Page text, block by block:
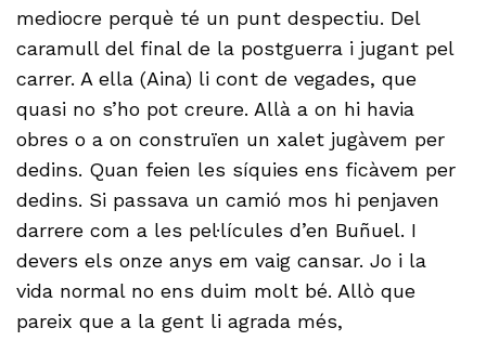
mediocre perquè té un punt despectiu. Del
caramull del final de la postguerra i jugant pel
carrer. A ella (Aina) li cont de vegades, que
quasi no s’ho pot creure. Allà a on hi havia
obres o a on construïen un xalet jugàvem per
dedins. Quan feien les síquies ens ficàvem per
dedins. Si passava un camió mos hi penjaven
darrere com a les pel·lícules d’en Buñuel. I
devers els onze anys em vaig cansar. Jo i la
vida normal no ens duim molt bé. Allò que
pareix que a la gent li agrada més,